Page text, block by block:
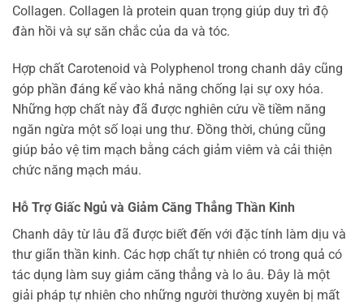
Collagen. Collagen là protein quan trọng giúp duy trì độ
đàn hồi và sự săn chắc của da và tóc.
Hợp chất Carotenoid và Polyphenol trong chanh dây cũng
góp phần đáng kể vào khả năng chống lại sự oxy hóa.
Những hợp chất này đã được nghiên cứu về tiềm năng
ngăn ngừa một số loại ung thư. Đồng thời, chúng cũng
giúp bảo vệ tim mạch bằng cách giảm viêm và cải thiện
chức năng mạch máu.
Hỗ Trợ Giấc Ngủ và Giảm Căng Thẳng Thần Kinh
Chanh dây từ lâu đã được biết đến với đặc tính làm dịu và
thư giãn thần kinh. Các hợp chất tự nhiên có trong quả có
tác dụng làm suy giảm căng thẳng và lo âu. Đây là một
giải pháp tự nhiên cho những người thường xuyên bị mất